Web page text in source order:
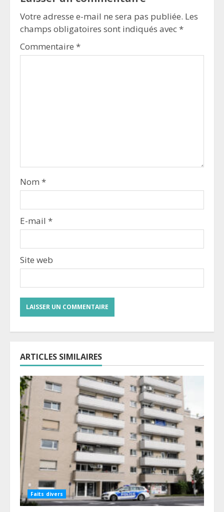
Votre adresse e-mail ne sera pas publiée. Les
champs obligatoires sont indiqués avec*
Commentaire *
Nom *
E-mail *
Site web
ARTICLES SIMILAIRES
Faits divers